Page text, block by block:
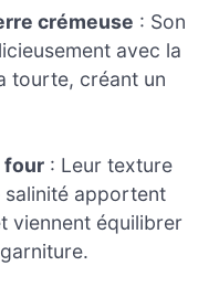
crémeuse : Son
avec la
tourte, créant un
four : Leur texture
apportent
viennent équilibrer